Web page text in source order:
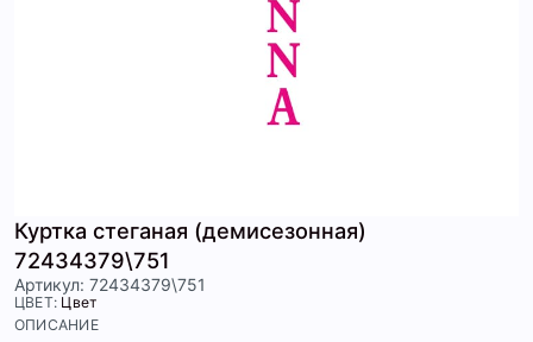
Куртка стеганая (демисезонная)
72434379\751
Артикул: 72434379\751
ЦВЕТ: Цвет
ОПИСАНИЕ